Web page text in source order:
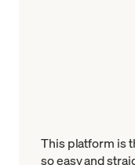
This platform is
so easy and